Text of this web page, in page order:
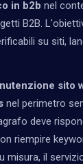
in b2b nel
B2B.
su siti,
sito
nel perimetro
deve
riempire
misura, il